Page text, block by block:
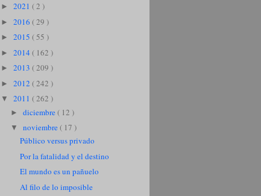
► 2021 ( 2 )
► 2016 ( 29 )
► 2015 ( 55 )
► 2014 ( 162 )
► 2013 ( 209 )
► 2012 ( 242 )
▼ 2011 ( 262 )
► diciembre( 12 )
▼ noviembre( 17 )
Público versus privado
Por la fatalidad y el destino
El mundo es un pañuelo
Al filo de lo imposible